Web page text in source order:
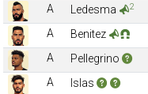
A
Ledesma 2
A
Benitez
A
Pellegrino
A
Islas